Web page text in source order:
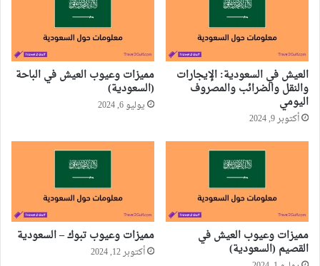
العيش في السعودية: الإيجارات
والنقل والضرائب والمصروف
اليومي
أكتوبر 9, 2024
مميزات وعيوب العيش في الباحة
(السعودية)
يوليو 6, 2024
مميزات وعيوب العيش في
القصيم (السعودية)
مميزات وعيوب تبوك – السعودية
أكتوبر 12, 2024